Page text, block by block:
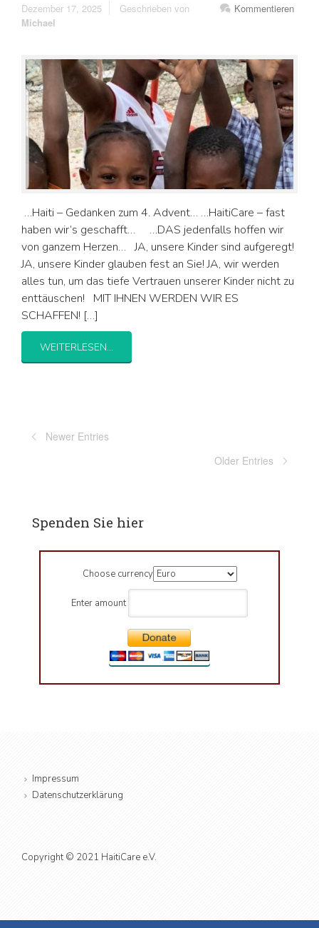
Dezember 17, 2025 Kommentieren
Geschrieben von
Michael
…Haiti – Gedanken zum 4. Advent… …HaitiCare – fast
haben wir’s geschafft… …DAS jedenfalls hoffen wir
von ganzem Herzen… JA, unsere Kinder sind aufgeregt!
JA, unsere Kinder glauben fest an Sie! JA, wir werden
alles tun, um das tiefe Vertrauen unserer Kinder nicht zu
enttäuschen! MIT IHNEN WERDEN WIR ES
SCHAFFEN! […]
WEITERLESEN...
Newer Entries
Older Entries
Spenden Sie hier
Choose currency
Enter amount
Impressum
Datenschutzerklärung
Copyright © 2021 HaitiCare e.V.